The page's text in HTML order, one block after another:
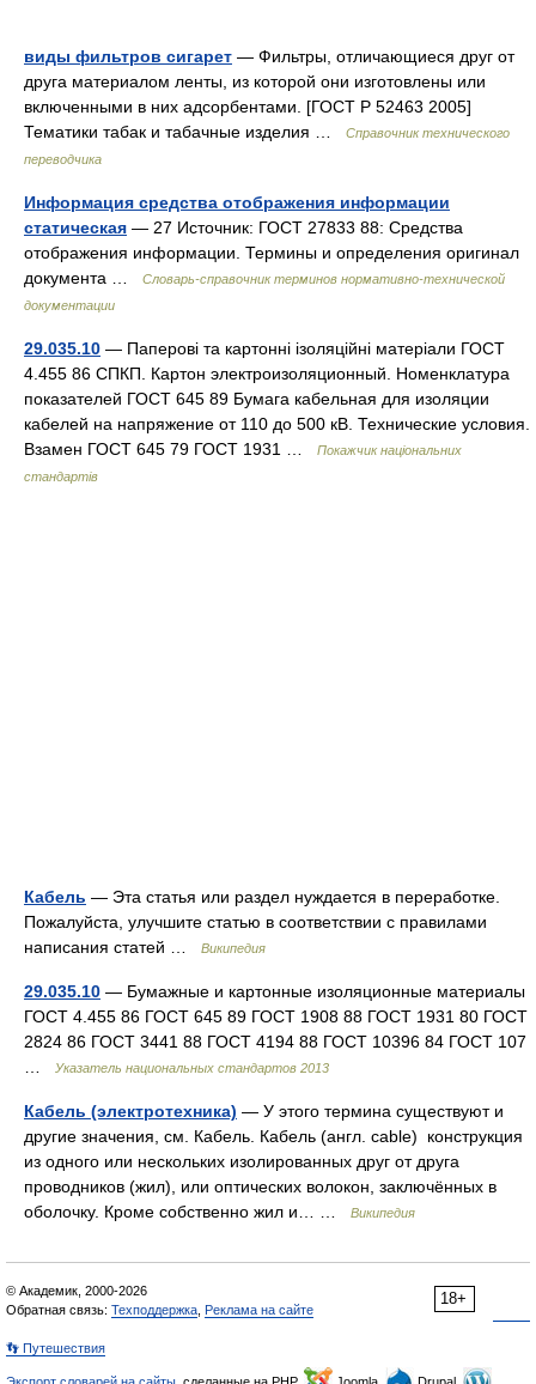
виды фильтров сигарет — Фильтры, отличающиеся друг от
друга материалом ленты, из которой они изготовлены или
включенными в них адсорбентами. [ГОСТ Р 52463 2005]
Тематики табак и табачные изделия …
Справочник технического
переводчика
Информация средства отображения информации
статическая — 27 Источник: ГОСТ 27833 88: Средства
отображения информации. Термины и определения оригинал
документа …
Словарь-справочник терминов нормативно-технической
документации
29.035.10 — Паперові та картонні ізоляційні матеріали ГОСТ
4.455 86 СПКП. Картон электроизоляционный. Номенклатура
показателей ГОСТ 645 89 Бумага кабельная для изоляции
кабелей на напряжение от 110 до 500 кВ. Технические условия.
Взамен ГОСТ 645 79 ГОСТ 1931 …
Покажчик національних
стандартів
Кабель — Эта статья или раздел нуждается в переработке.
Пожалуйста, улучшите статью в соответствии с правилами
написания статей …
Википедия
29.035.10 — Бумажные и картонные изоляционные материалы
ГОСТ 4.455 86 ГОСТ 645 89 ГОСТ 1908 88 ГОСТ 1931 80 ГОСТ
2824 86 ГОСТ 3441 88 ГОСТ 4194 88 ГОСТ 10396 84 ГОСТ 107
Указатель национальных стандартов 2013
Кабель (электротехника) — У этого термина существуют и
другие значения, см. Кабель. Кабель (англ. cable) конструкция
из одного или нескольких изолированных друг от друга
проводников (жил), или оптических волокон, заключённых в
оболочку. Кроме собственно жил и… …
Википедия
18+
© Академик, 2000-2026
Обратная связь: Техподдержка Реклама на сайте
👣 Путешествия